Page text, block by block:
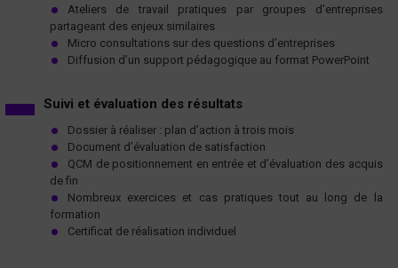
Ateliers de travail pratiques par groupes d’entreprises
partageant des enjeux similaires
Micro consultations sur des questions d’entreprises
Diffusion d’un support pédagogique au format PowerPoint
Suivi et évaluation des résultats
Dossier à réaliser : plan d’action à trois mois
Document d’évaluation de satisfaction
QCM de positionnement en entrée et d’évaluation des acquis
de fin
Nombreux exercices et cas pratiques tout au long de la
formation
Certificat de réalisation individuel